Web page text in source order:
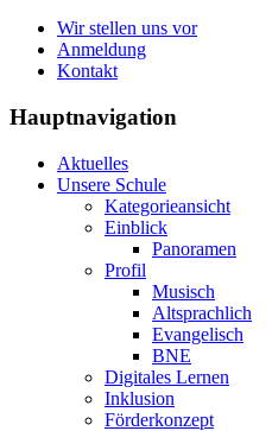
Wir stellen uns vor
Anmeldung
Kontakt
Hauptnavigation
Aktuelles
Unsere Schule
Kategorieansicht
Einblick
Panoramen
Profil
Musisch
Altsprachlich
Evangelisch
BNE
Digitales Lernen
Inklusion
Förderkonzept